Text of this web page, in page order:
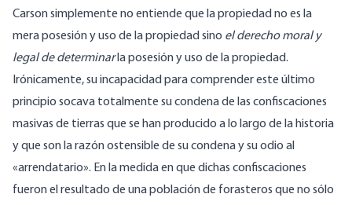
Carson simplemente no entiende que la propiedad no es la
mera posesión y uso de la propiedad sino el derecho moral y
legal de determinarla posesión y uso de la propiedad.
Irónicamente, su incapacidad para comprender este último
principio socava totalmente su condena de las confiscaciones
masivas de tierras que se han producido a lo largo de la historia
y que son la razón ostensible de su condena y su odio al
«arrendatario». En la medida en que dichas confiscaciones
fueron el resultado de una población de forasteros que no sólo